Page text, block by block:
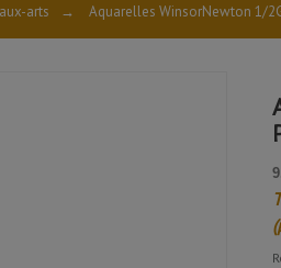
arts → Aquarelles WinsorNewton 1/